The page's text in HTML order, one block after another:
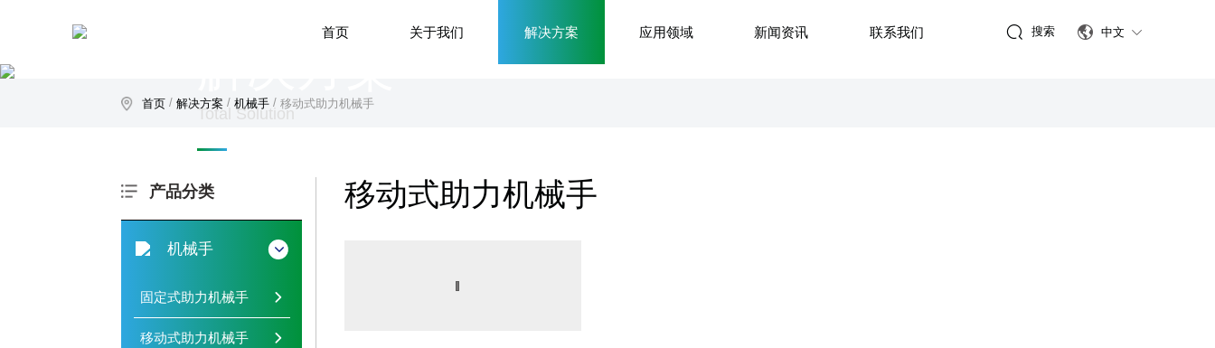
首页 关于我们 解决方案 应用领域 新闻资讯 联系我们  搜索  中文 
Total Solution
首页 /解决方案 /机械手 /移动式助力机械手
产品分类
机械手 
固定式助力机械手 
移动式助力机械手 
移动式助力机械手